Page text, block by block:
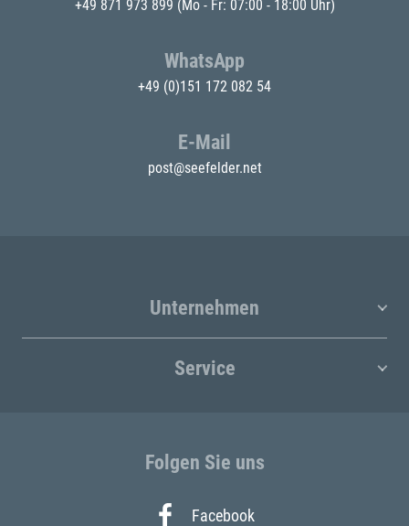
+49 871 973 899 (Mo - Fr: 07:00 - 18:00 Uhr)
WhatsApp
+49 (0)151 172 082 54
E-Mail
post@seefelder.net
Unternehmen
Service
Folgen Sie uns
Facebook